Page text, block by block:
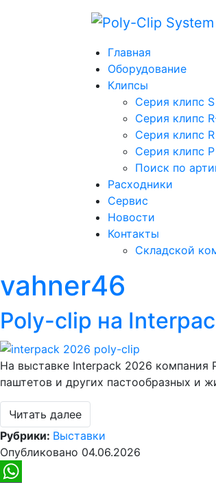
Главная
Оборудование
Клипсы
Серия клипс S
Серия клипс
Серия клипс R
Серия клипс P
Поиск по
Расходники
Сервис
Новости
Контакты
Складской
vahner46
Poly-clip на
На выставке Interpack 2026 компания
паштетов и других пастообразных и
Читать далее
Рубрики: Выставки
Опубликовано 04.06.2026